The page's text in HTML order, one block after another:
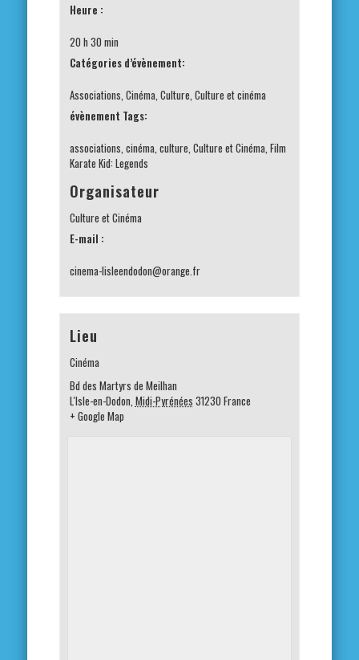
Heure :
20 h 30 min
Catégories d’évènement:
Associations Cinéma Culture Culture et cinéma
évènement Tags:
associations cinéma culture Culture et Cinéma Film
Karate Kid: Legends
Organisateur
Culture et Cinéma
E-mail :
cinema-lisleendodon@orange.fr
Lieu
Cinéma
Bd des Martyrs de Meilhan
L'Isle-en-Dodon Midi-Pyrénées 31230 France
+ Google Map